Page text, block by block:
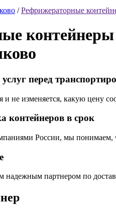
/Рефрижераторные
контейнеры
перед
и не изменяется, какую цену
контейнеров в срок
России, мы понимаем,
партнером по